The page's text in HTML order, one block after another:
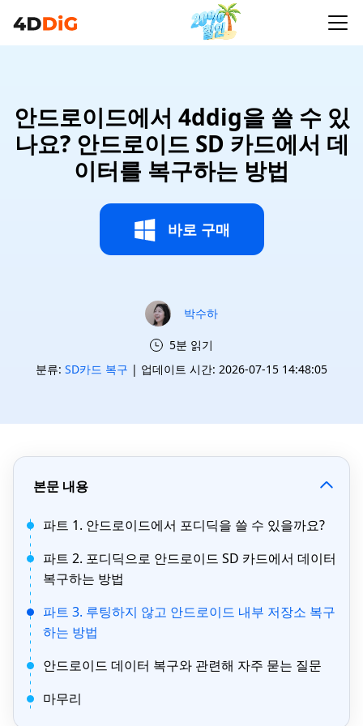
안드로이드에서 4ddig을 쓸 수 있
나요? 안드로이드 SD 카드에서 데
이터를 복구하는 방법
바로 구매
박수하
5분 읽기
분류: SD카드 복구 | 업데이트 시간: 2026-07-15 14:48:05
본문 내용
파트 1. 안드로이드에서 포디딕을 쓸 수 있을까요?
파트 2. 포디딕으로 안드로이드 SD 카드에서 데이터
복구하는 방법
파트 3. 루팅하지 않고 안드로이드 내부 저장소 복구
하는 방법
안드로이드 데이터 복구와 관련해 자주 묻는 질문
마무리